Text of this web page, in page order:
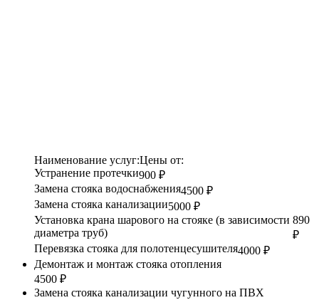
Наименование услуг:Цены от:
Устранение протечки900 ₽
Замена стояка водоснабжения4500 ₽
Замена стояка канализации5000 ₽
Установка крана шарового на стояке (в зависимости
диаметра труб)
890
₽
Перевязка стояка для полотенцесушителя4000 ₽
Демонтаж и монтаж стояка отопления
4500 ₽
Замена стояка канализации чугунного на ПВХ